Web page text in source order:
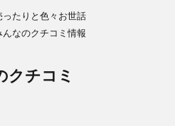
たりと色々お世話
なのクチコミ情報
クチコミ